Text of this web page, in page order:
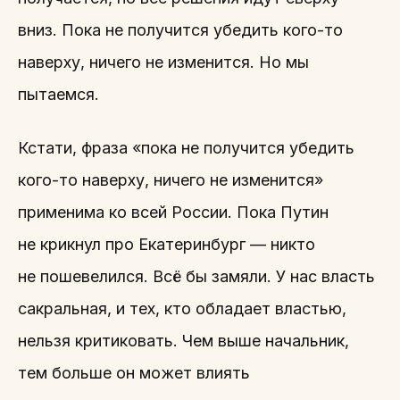
вниз. Пока не получится убедить кого-то
наверху, ничего не изменится. Но мы
пытаемся.
Кстати, фраза «пока не получится убедить
кого-то наверху, ничего не изменится»
применима ко всей России. Пока Путин
не крикнул про Екатеринбург — никто
не пошевелился. Всё бы замяли. У нас власть
сакральная, и тех, кто обладает властью,
нельзя критиковать. Чем выше начальник,
тем больше он может влиять